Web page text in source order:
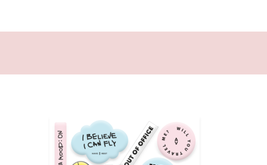
й відпочити без зайвих звуків.
простір для тиші, сну та відновлення —